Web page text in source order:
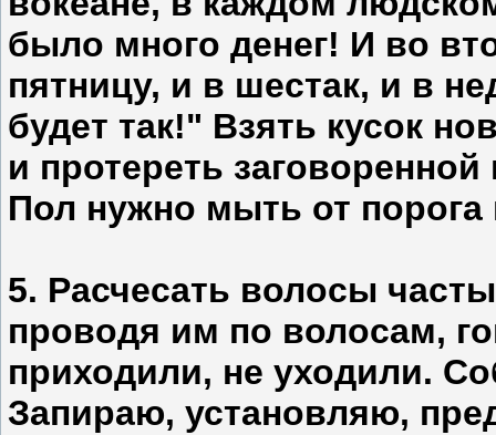
было много денег! И во
пятницу, и в шестак, и в
будет так!" Взять кусок
и протереть
Пол нужно мыть от
5. Расчесать волосы
проводя им по волосам,
приходили, не уходили.
Запираю, установляю,